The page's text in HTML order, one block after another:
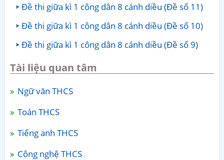
Đề thi giữa kì 1 công dân 8 cánh diều (Đề số 11)
Đề thi giữa kì 1 công dân 8 cánh diều (Đề số 10)
Đề thi giữa kì 1 công dân 8 cánh diều (Đề số 9)
Tài liệu quan tâm
Ngữ văn THCS
Toán THCS
Tiếng anh THCS
Công nghệ THCS